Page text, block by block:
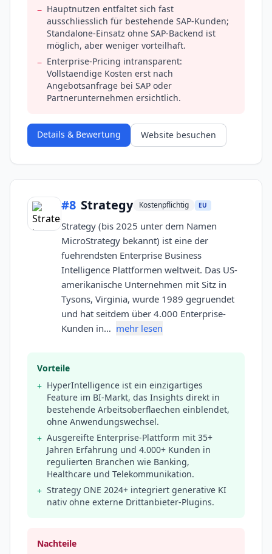
− Hauptnutzen entfaltet sich fast
ausschliesslich für bestehende SAP-Kunden;
Standalone-Einsatz ohne SAP-Backend ist
möglich, aber weniger vorteilhaft.
− Enterprise-Pricing intransparent:
Vollstaendige Kosten erst nach
Angebotsanfrage bei SAP oder
Partnerunternehmen ersichtlich.
Details & Bewertung Website besuchen
#8 Strategy Kostenpflichtig EU
Strategy (bis 2025 unter dem Namen
MicroStrategy bekannt) ist eine der
fuehrendsten Enterprise Business
Intelligence Plattformen weltweit. Das US-
amerikanische Unternehmen mit Sitz in
Tysons, Virginia, wurde 1989 gegruendet
und hat seitdem über 4.000 Enterprise-
Kunden in… mehr lesen
Vorteile
+ HyperIntelligence ist ein einzigartiges
Feature im BI-Markt, das Insights direkt in
bestehende Arbeitsoberflaechen einblendet,
ohne Anwendungswechsel.
+ Ausgereifte Enterprise-Plattform mit 35+
Jahren Erfahrung und 4.000+ Kunden in
regulierten Branchen wie Banking,
Healthcare und Telekommunikation.
+ Strategy ONE 2024+ integriert generative KI
nativ ohne externe Drittanbieter-Plugins.
Nachteile